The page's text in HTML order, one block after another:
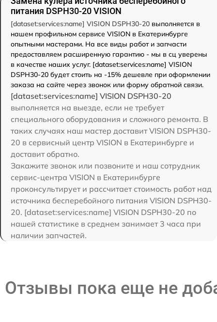
питания DSPH30-20 VISION
[dataset:services:name] VISION DSPH30-20 выполняется в
нашем профильном сервисе VISION в Екатеринбурге
опытными мастерами. На все виды работ и запчасти
предоставляем расширенную гарантию - мы в сц уверены
в качестве наших услуг. [dataset:services:name] VISION
DSPH30-20 будет стоить на -15% дешевле при оформлении
заказа на сайте через звонок или форму обратной связи.
[dataset:services:name] VISION DSPH30-20
выполняется на выезде, если не требует
специального оборудования и сложного ремонта. В
таких случаях наш мастер доставит VISION DSPH30-
20 в сервисный центр VISION в Екатеринбурге и
доставит обратно.
Закажите звонок или позвоните и наш сотрудник
сервис-центра VISION в Екатеринбурге
проконсультирует и рассчитает стоимость работ над
источника бесперебойного питания VISION DSPH30-
20. [dataset:services:name] VISION DSPH30-20 по
нашей статистике в среднем занимает 3 часа при
наличии запчастей.
Отзывы пока еще не